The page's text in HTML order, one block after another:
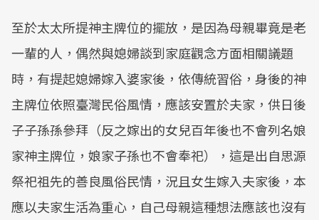
至於太太所提神主牌位的擺放，是因為母親畢竟是老
一輩的人，偶然與媳婦談到家庭觀念方面相關議題
時，有提起媳婦嫁入婆家後，依傳統習俗，身後的神
主牌位依照臺灣民俗風情，應該安置於夫家，供日後
子子孫孫參拜（反之嫁出的女兒百年後也不會列名娘
家神主牌位，娘家子孫也不會奉祀），這是出自思源
祭祀祖先的善良風俗民情，況且女生嫁入夫家後，本
應以夫家生活為重心，自己母親這種想法應該也沒有